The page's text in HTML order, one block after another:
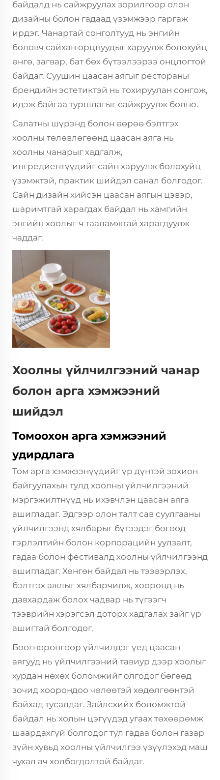
байдалд нь сайжруулах зорилгоор олон
дизайны болон гадаад үзэмжээр гаргаж
ирдэг. Чанартай сонголтууд нь энгийн
боловч сайхан орцнуудыг харуулж болохуйц
өнгө, загвар, бат бөх бүтээлээрээ онцлогтой
байдаг. Суушин цаасан аягыг рестораны
брендийн эстетиктэй нь тохируулан сонгож,
идэж байгаа туршлагыг сайжруулж болно.
Салатны шүрэнд болон өөрөө бэлтгэх
хоолны төлөвлөгөөнд цаасан аяга нь
хоолны чанарыг хадгалж,
ингредиентүүдийг сайн харуулж болохуйц
үзэмжтэй, практик шийдэл санал болгодог.
Сайн дизайн хийсэн цаасан аягын цэвэр,
шаримтгай харагдах байдал нь хамгийн
энгийн хоолыг ч тааламжтай харагдуулж
чаддаг.
Хоолны үйлчилгээний чанар
болон арга хэмжээний
шийдэл
Томоохон арга хэмжээний
удирдлага
Том арга хэмжээнүүдийг үр дүнтэй зохион
байгуулахын тулд хоолны үйлчилгээний
мэргэжилтнүүд нь ихэвчлэн цаасан аяга
ашигладаг. Эдгээр олон талт сав суулгааны
үйлчилгээнд хялбарыг бүтээдэг бөгөөд
гэрлэлтийн болон корпорацийн уулзалт,
гадаа болон фестивалд хоолны үйлчилгээнд
ашигладаг. Хөнгөн байдал нь тээвэрлэх,
бэлтгэх ажлыг хялбарчилж, хооронд нь
давхардаж болох чадвар нь түгээгч
тээврийн хэрэгсэл доторх хадгалах зайг үр
ашигтай болгодог.
Бөөгнөрөнгөөр үйлчилдэг үед цаасан
аягууд нь үйлчилгээний тавиур дээр хоолыг
хурдан нөхөх боломжийг олгодог бөгөөд
зочид хоорондоо чөлөөтэй хөдөлгөөнтэй
байхад тусалдаг. Зайлсхийх боломжтой
байдал нь холын цэгүүдэд угаах төхөөрөмж
шаардахгүй болгодог тул гадаа болон газар
зүйн хувьд хоолны үйлчилгээ үзүүлэхэд маш
чухал ач холбогдолтой байдаг.